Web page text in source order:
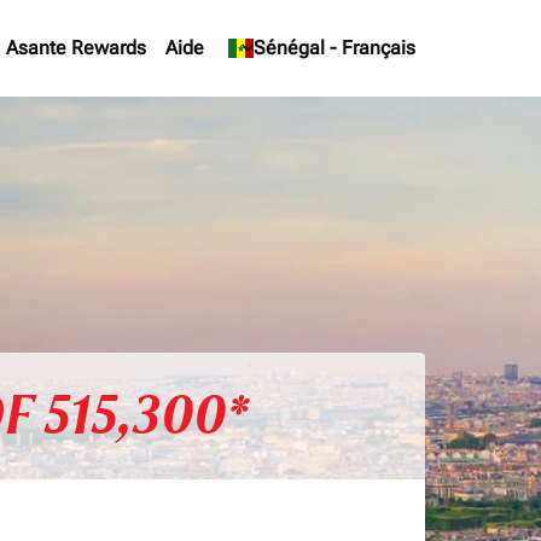
Asante Rewards Aide Sénégal - Français
keyboard_arrow_down
515,300*